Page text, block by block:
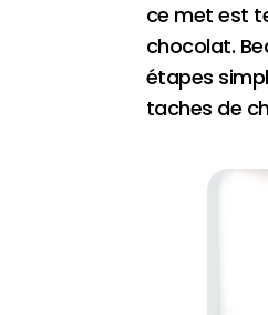
ce met est
chocolat.
étapes
taches de